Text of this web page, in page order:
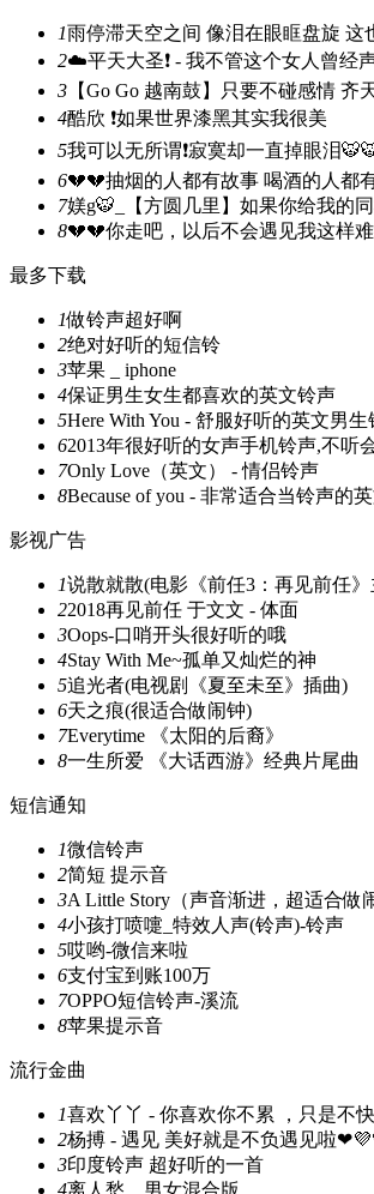
1雨停滞天空之间 像泪在眼眶盘旋
2☁️平天大圣❗ - 我不管这个女人曾经
3 【Go Go 越南鼓】只要不碰感情 齐
4酷欣 ❗如果世界漆黑其实我很美
5我可以无所谓❗寂寞却一直掉眼泪
6💔💔抽烟的人都有故事 喝酒的人都
7媄g🐯_【方圆几里】如果你给我的
8💔💔你走吧，以后不会遇见我这样
最多下载
1做铃声超好啊
2绝对好听的短信铃
3苹果 _ iphone
4保证男生女生都喜欢的英文铃声
5Here With You - 舒服好听的英文男生
62013年很好听的女声手机铃声,不听
7Only Love（英文） - 情侣铃声
8Because of you - 非常适合当铃声的
影视广告
1说散就散(电影《前任3：再见前任
22018再见前任 于文文 - 体面
3Oops-口哨开头很好听的哦
4Stay With Me~孤单又灿烂的神
5追光者(电视剧《夏至未至》插曲)
6天之痕(很适合做闹钟)
7Everytime 《太阳的后裔》
8一生所爱 《大话西游》经典片尾曲
短信通知
1微信铃声
2简短 提示音
3A Little Story（声音渐进，超适合做
4小孩打喷嚏_特效人声(铃声)-铃声
5哎哟-微信来啦
6支付宝到账100万
7OPPO短信铃声-溪流
8苹果提示音
流行金曲
1喜欢丫丫 - 你喜欢你不累 ，只是不
2杨搏 - 遇见 美好就是不负遇见啦
3印度铃声 超好听的一首
4离人愁，男女混合版